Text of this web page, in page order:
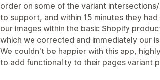
order on some of the variant
to support, and within 15 minutes they
our images within the basic Shopify
which we corrected and immediately our
We couldn't be happier with this app,
to add functionality to their pages variant